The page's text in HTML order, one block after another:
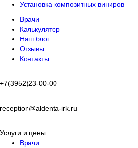
Установка композитных виниров
Врачи
Калькулятор
Наш блог
Отзывы
Контакты
+7(3952)23-00-00
reception@aldenta-irk.ru
Услуги и цены
Врачи